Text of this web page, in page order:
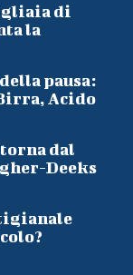
di
la
pausa:
Acido
dal
Deeks